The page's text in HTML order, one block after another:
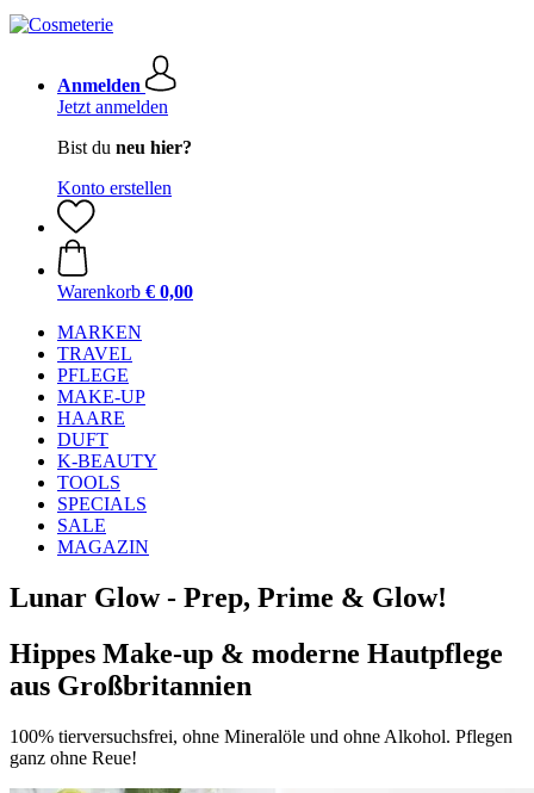
Anmelden
Jetzt anmelden
Bist du neu hier?
Konto erstellen
Warenkorb € 0,00
MARKEN
TRAVEL
PFLEGE
MAKE-UP
HAARE
DUFT
K-BEAUTY
TOOLS
SPECIALS
SALE
MAGAZIN
Lunar Glow - Prep, Prime & Glow!
Hippes Make-up & moderne Hautpflege
aus Großbritannien
100% tierversuchsfrei, ohne Mineralöle und ohne Alkohol. Pflegen
ganz ohne Reue!